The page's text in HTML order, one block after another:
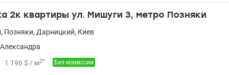
2к квартиры ул. Мишуги 3, метро Позняки
, Позняки, Дарницкий, Киев
1 196 $ / м2* Без комиссии